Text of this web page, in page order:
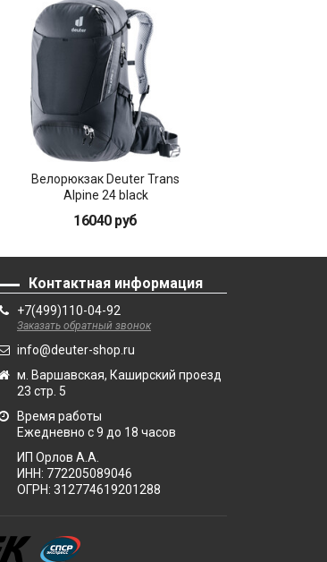
Велорюкзак Deuter Trans
Alpine 24 black
16040 руб
Контактная информация
+7(499)110-04-92
Заказать обратный звонок
info@deuter-shop.ru
м. Варшавская, Каширский проезд
23 стр. 5
Время работы
Ежедневно с 9 до 18 часов
ИП Орлов А.А.
ИНН: 772205089046
ОГРН: 312774619201288